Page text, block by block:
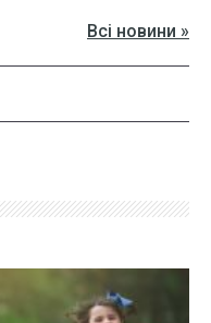
Всі новини »